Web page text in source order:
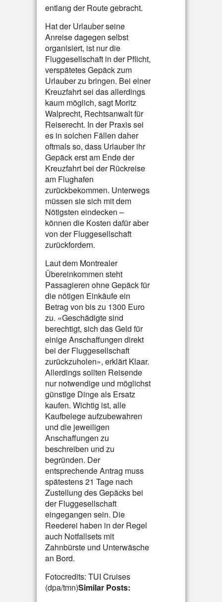
entlang der Route gebracht.
Hat der Urlauber seine
Anreise dagegen selbst
organisiert, ist nur die
Fluggesellschaft in der Pflicht,
verspätetes Gepäck zum
Urlauber zu bringen. Bei einer
Kreuzfahrt sei das allerdings
kaum möglich, sagt Moritz
Walprecht, Rechtsanwalt für
Reiserecht. In der Praxis sei
es in solchen Fällen daher
oftmals so, dass Urlauber ihr
Gepäck erst am Ende der
Kreuzfahrt bei der Rückreise
am Flughafen
zurückbekommen. Unterwegs
müssen sie sich mit dem
Nötigsten eindecken –
können die Kosten dafür aber
von der Fluggesellschaft
zurückfordern.
Laut dem Montrealer
Übereinkommen steht
Passagieren ohne Gepäck für
die nötigen Einkäufe ein
Betrag von bis zu 1300 Euro
zu. «Geschädigte sind
berechtigt, sich das Geld für
einige Anschaffungen direkt
bei der Fluggesellschaft
zurückzuholen», erklärt Klaar.
Allerdings sollten Reisende
nur notwendige und möglichst
günstige Dinge als Ersatz
kaufen. Wichtig ist, alle
Kaufbelege aufzubewahren
und die jeweiligen
Anschaffungen zu
beschreiben und zu
begründen. Der
entsprechende Antrag muss
spätestens 21 Tage nach
Zustellung des Gepäcks bei
der Fluggesellschaft
eingegangen sein. Die
Reederei haben in der Regel
auch Notfallsets mit
Zahnbürste und Unterwäsche
an Bord.
Fotocredits: TUI Cruises
(dpa/tmn)Similar Posts: